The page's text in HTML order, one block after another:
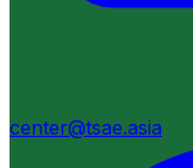
center@tsae.asia